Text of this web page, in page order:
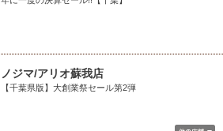
ノジマ/アリオ蘇我店
【千葉県版】大創業祭セール第2弾